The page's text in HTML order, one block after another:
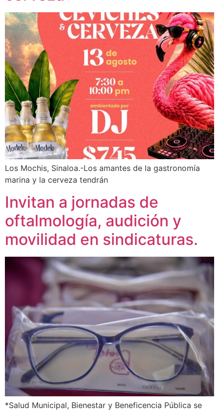
Los Mochis, Sinaloa.-Los amantes de la gastronomía
marina y la cerveza tendrán
Invitan a jornadas de
oftalmología, audición y
movilidad en sindicaturas.
*Salud Municipal, Bienestar y Beneficencia Pública se